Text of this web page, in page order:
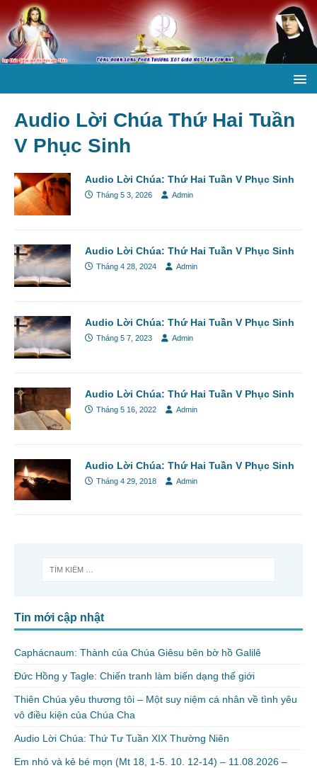
Audio Lời Chúa Thứ Hai Tuần
V Phục Sinh
Audio Lời Chúa: Thứ Hai Tuần V Phục Sinh
Tháng 5 3, 2026 Admin
Audio Lời Chúa: Thứ Hai Tuần V Phục Sinh
Tháng 4 28, 2024 Admin
Audio Lời Chúa: Thứ Hai Tuần V Phục Sinh
Tháng 5 7, 2023 Admin
Audio Lời Chúa: Thứ Hai Tuần V Phục Sinh
Tháng 5 16, 2022 Admin
Audio Lời Chúa: Thứ Hai Tuần V Phục Sinh
Tháng 4 29, 2018 Admin
Tin mới cập nhật
Caphácnaum: Thành của Chúa Giêsu bên bờ hồ Galilê
Đức Hồng y Tagle: Chiến tranh làm biến dạng thế giới
Thiên Chúa yêu thương tôi – Một suy niệm cá nhân về tình yêu
vô điều kiện của Chúa Cha
Audio Lời Chúa: Thứ Tư Tuần XIX Thường Niên
Em nhỏ và kẻ bé mọn (Mt 18, 1-5. 10. 12-14) – 11.08.2026 –